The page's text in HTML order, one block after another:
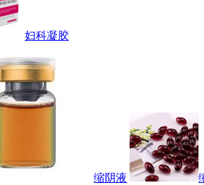
妇科凝胶
缩阴液